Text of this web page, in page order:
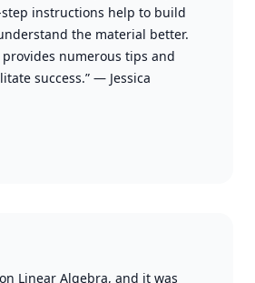
step instructions help to build
the material better.
numerous tips and
success.” — Jessica
Linear Algebra, and it was